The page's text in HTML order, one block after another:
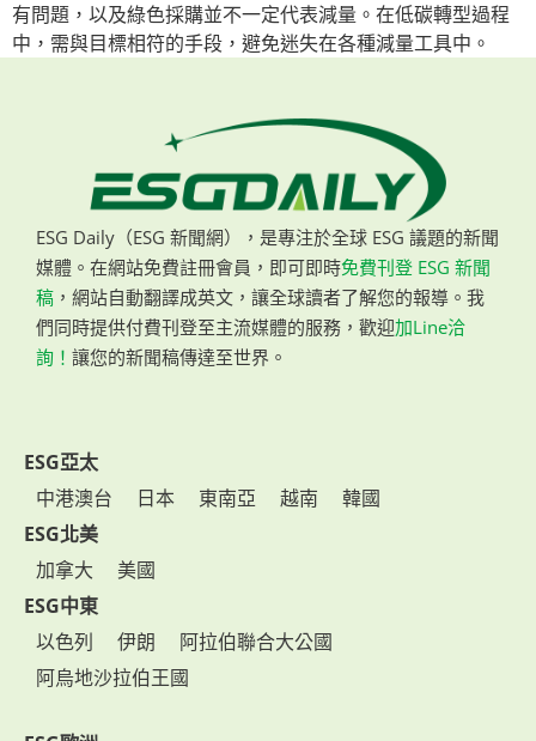
有問題，以及綠色採購並不一定代表減量。在低碳轉型過程
中，需與目標相符的手段，避免迷失在各種減量工具中。
ESG Daily（ESG 新聞網），是專注於全球 ESG 議題的新聞
媒體。在網站免費註冊會員，即可即時免費刊登 ESG 新聞
稿 ，網站自動翻譯成英文，讓全球讀者了解您的報導。我
們同時提供付費刊登至主流媒體的服務，歡迎加Line洽
詢！ 讓您的新聞稿傳達至世界。
ESG亞太
中港澳台
日本 東南亞 越南
韓國
ESG北美
加拿大
美國
ESG中東
以色列
伊朗
阿拉伯聯合大公國
阿烏地沙拉伯王國